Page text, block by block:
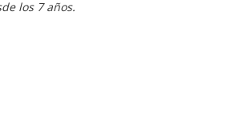
los 7 años.